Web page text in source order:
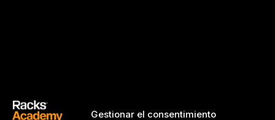
Gestionar el consentimiento